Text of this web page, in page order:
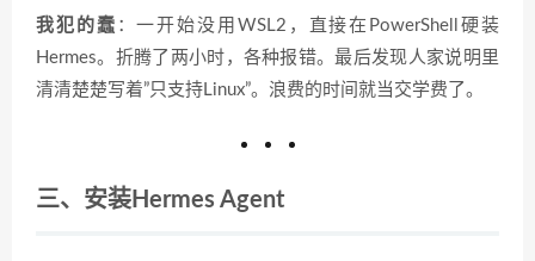
我犯的蠢 ：一开始没用WSL2，直接在PowerShell硬装
Hermes。折腾了两小时，各种报错。最后发现人家说明里
清清楚楚写着”只支持Linux”。浪费的时间就当交学费了。
三、安装Hermes Agent